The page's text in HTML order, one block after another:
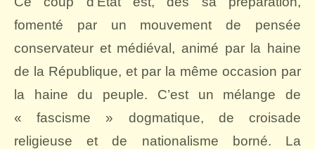
fomenté par un mouvement de pensée
conservateur et médiéval, animé par la haine
de la République, et par la même occasion par
la haine du peuple. C’est un mélange de
« fascisme » dogmatique, de croisade
religieuse et de nationalisme borné. La